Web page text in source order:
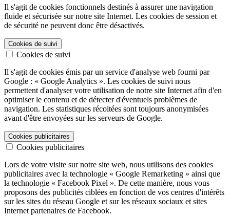
Il s'agit de cookies fonctionnels destinés à assurer une navigation
fluide et sécurisée sur notre site Internet. Les cookies de session et
de sécurité ne peuvent donc être désactivés.
Cookies de suivi
Cookies de suivi
Il s'agit de cookies émis par un service d'analyse web fourni par
Google : « Google Analytics ». Les cookies de suivi nous
permettent d'analyser votre utilisation de notre site Internet afin d'en
optimiser le contenu et de détecter d'éventuels problèmes de
navigation. Les statistiques récoltées sont toujours anonymisées
avant d'être envoyées sur les serveurs de Google.
Cookies publicitaires
Cookies publicitaires
Lors de votre visite sur notre site web, nous utilisons des cookies
publicitaires avec la technologie « Google Remarketing » ainsi que
la technologie « Facebook Pixel ». De cette manière, nous vous
proposons des publicités ciblées en fonction de vos centres d'intérêts
sur les sites du réseau Google et sur les réseaux sociaux et sites
Internet partenaires de Facebook.